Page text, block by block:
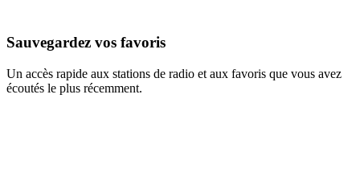
Sauvegardez vos favoris
Un accès rapide aux stations de radio et aux favoris que vous avez
écoutés le plus récemment.